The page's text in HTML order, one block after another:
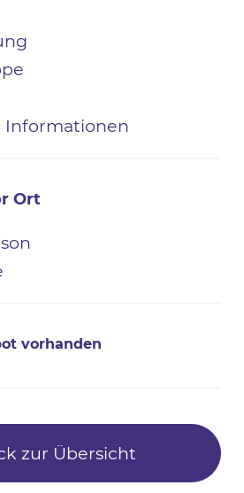
Informationen
Ort
vorhanden
zur Übersicht